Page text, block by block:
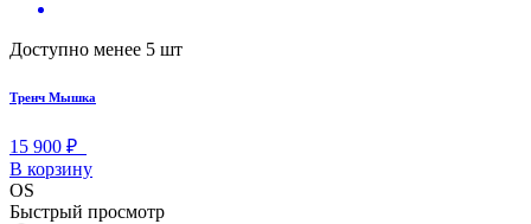
Доступно менее 5 шт
Тренч Мышка
15 900 ₽
В корзину
OS
Быстрый просмотр